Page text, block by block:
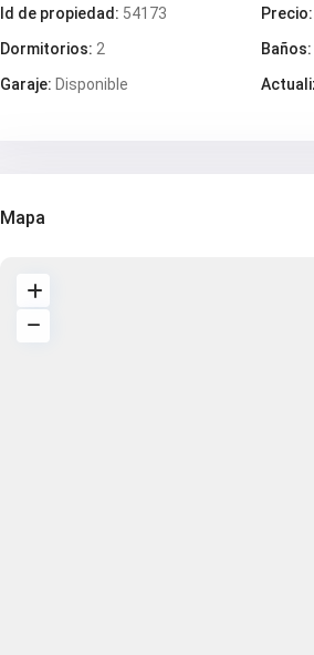
Id de propiedad: 54173 Precio:
Dormitorios: 2 Baños:
Garaje: Disponible
Mapa